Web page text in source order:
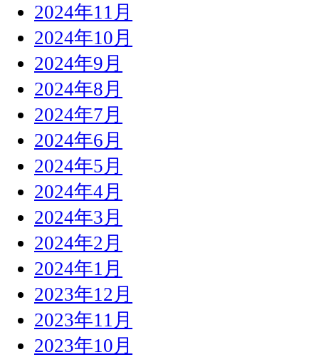
2024年11月
2024年10月
2024年9月
2024年8月
2024年7月
2024年6月
2024年5月
2024年4月
2024年3月
2024年2月
2024年1月
2023年12月
2023年11月
2023年10月